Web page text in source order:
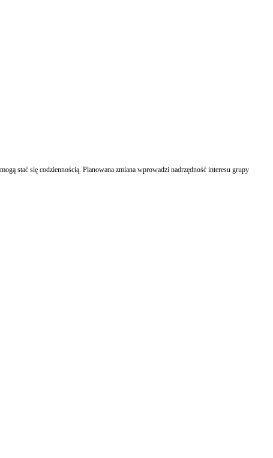
stać się codziennością. Planowana zmiana wprowadzi nadrzędność interesu grupy